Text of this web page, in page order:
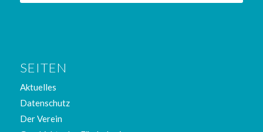
SEITEN
Aktuelles
Datenschutz
Der Verein